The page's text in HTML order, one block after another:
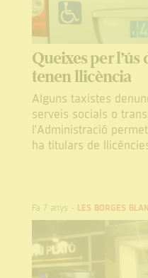
Queixes per
tenen llicència
Alguns taxistes
serveis socials o
l'Administració
ha titulars de
Fa 7 anys - LES BORGES